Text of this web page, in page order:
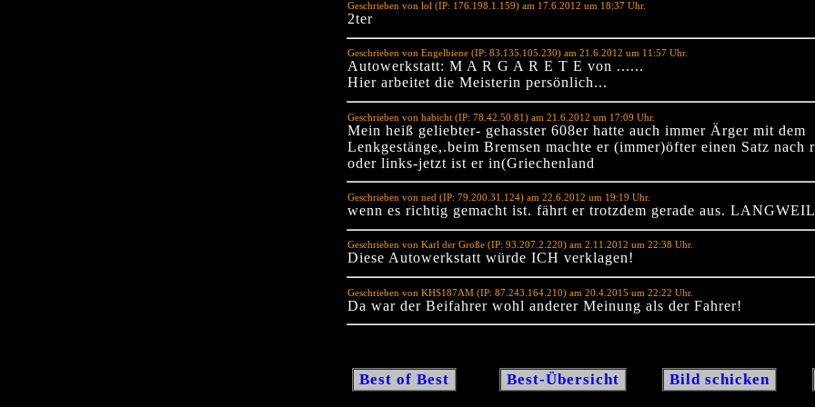
Geschrieben von lol (IP: 176.198.1.159) am 17.6.2012 um 18:37 Uhr.
2ter
Geschrieben von Engelbiene (IP: 83.135.105.230) am 21.6.2012 um 11:57 Uhr.
Autowerkstatt: M A R G A R E T E von ......
Hier arbeitet die Meisterin persönlich...
Geschrieben von habicht (IP: 78.42.50.81) am 21.6.2012 um 17:09 Uhr.
Mein heiß geliebter- gehasster 608er hatte auch immer Ärger mit dem
Lenkgestänge,.beim Bremsen machte er (immer)öfter einen Satz nach
oder links-jetzt ist er in(Griechenland
Geschrieben von ned (IP: 79.200.31.124) am 22.6.2012 um 19:19 Uhr.
wenn es richtig gemacht ist. fährt er trotzdem gerade aus.
Geschrieben von Karl der Große (IP: 93.207.2.220) am 2.11.2012 um 22:38 Uhr.
Diese Autowerkstatt würde ICH verklagen!
Geschrieben von KHS187AM (IP: 87.243.164.210) am 20.4.2015 um 22:22 Uhr.
Da war der Beifahrer wohl anderer Meinung als der Fahrer!
Best of Best Best-Übersicht Bild schicken